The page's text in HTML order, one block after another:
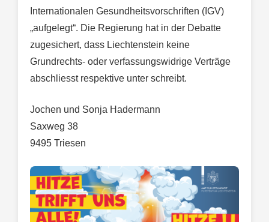
Internationalen Gesundheitsvorschriften (IGV)
„aufgelegt“. Die Regierung hat in der Debatte
zugesichert, dass Liechtenstein keine
Grundrechts- oder verfassungswidrige Verträge
abschliesst respektive unter schreibt.
Jochen und Sonja Hadermann
Saxweg 38
9495 Triesen